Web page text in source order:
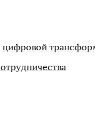
цифровой